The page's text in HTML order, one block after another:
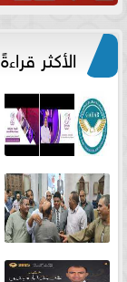
الأكثر قراءةً